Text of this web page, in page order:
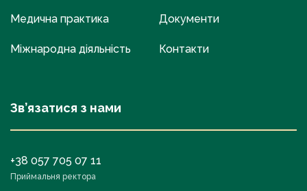
Медична практика
Міжнародна діяльність
Документи
Контакти
Зв’язатися з нами
+38 057 705 07 11
Приймальня ректора